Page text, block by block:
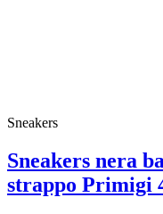
Sneakers
Sneakers nera
strappo Primigi